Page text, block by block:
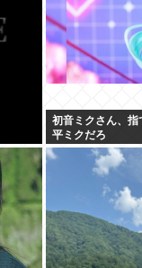
初音ミクさん、
平ミクだろ